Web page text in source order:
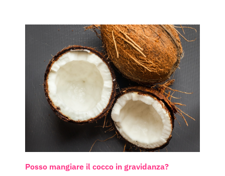
Posso mangiare il cocco in gravidanza?